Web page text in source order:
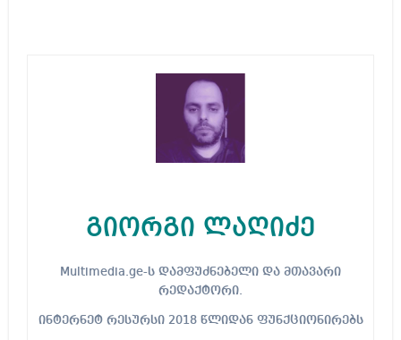
გიორგი ლაღიძე
Multimedia.ge-ს დამფუძნებელი და მთავარი
რედაქტორი.
ინტერნეტ რესურსი 2018 წლიდან ფუნქციონირებს